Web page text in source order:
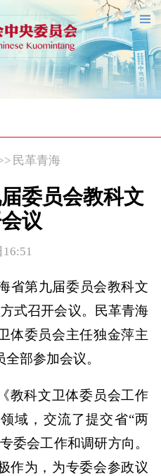
民革青海
委员会教科文
议
省第九届委员会教科文
式召开会议。民革青海
体委员会主任独金萍主
部参加会议。
教科文卫体委员会工作
域，交流了提交省“两
委会工作和调研方向。
作为，为专委会参政议